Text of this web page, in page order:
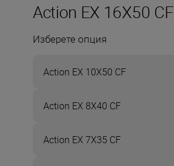
Action EX 16X50 CF
Изберете опция
Action EX 10X50 CF
Action EX 8X40 CF
Action EX 7X35 CF